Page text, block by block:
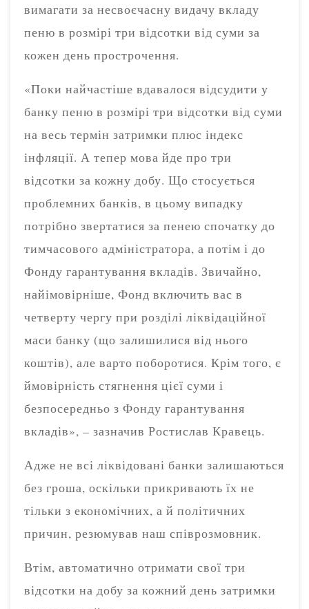
вимагати за несвоєчасну видачу вкладу
пеню в розмірі три відсотки від суми за
кожен день прострочення.
«Поки найчастіше вдавалося відсудити у
банку пеню в розмірі три відсотки від суми
на весь термін затримки плюс індекс
інфляції. А тепер мова йде про три
відсотки за кожну добу. Що стосується
проблемних банків, в цьому випадку
потрібно звертатися за пенею спочатку до
тимчасового адміністратора, а потім і до
Фонду гарантування вкладів. Звичайно,
найімовірніше, Фонд включить вас в
четверту чергу при розділі ліквідаційної
маси банку (що залишилися від нього
коштів), але варто поборотися. Крім того, є
ймовірність стягнення цієї суми і
безпосередньо з Фонду гарантування
вкладів», – зазначив Ростислав Кравець.
Адже не всі ліквідовані банки залишаються
без гроша, оскільки прикривають їх не
тільки з економічних, а й політичних
причин, резюмував наш співрозмовник.
Втім, автоматично отримати свої три
відсотки на добу за кожний день затримки